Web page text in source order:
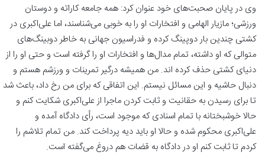
وی در پایان صحبت‌های خود عنوان کرد: همه جامعه کاراته و دوستان
ورزشی؛ مازیار الهامی و افتخارات او را به خوبی می‌شناسند، اما علی‌اکبری در
کشتی چندین بار دوپینگ کرده و فدراسیون جهانی به خاطر دوبینگ‌های
متوالی که او داشته، تمام مدال‌ها و افتخارات او را گرفته است و حتی او را از
دنیای کشتی حذف کرده اند. من همیشه درگیر تمرینات و ورزشم هستم و
دنبال حاشیه و این مسائل نیستم. این اتفاقی که برای من رخ داد، باعث شد
تا برای رسیدن به حقانیت و ثابت کردن ماجرا از علی‌اکبری شکایت کنم و
حالا خوشبختانه با تمام اسنادی که موجود است، رأی دادگاه آمده و
علی‌اکبری محکوم شده و حالا او باید دیه پرداخت کند. من تمام تلاشم را
کردم تا ثابت کنم او در دادگاه به قضات هم دروغ می‌گفته است.